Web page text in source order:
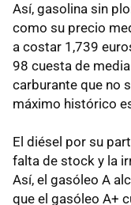
Así, gasolina sin
como su precio
a costar 1,739
98 cuesta de
carburante que no
máximo histórico
El diésel por su
falta de stock y la
Así, el gasóleo A
que el gasóleo A+